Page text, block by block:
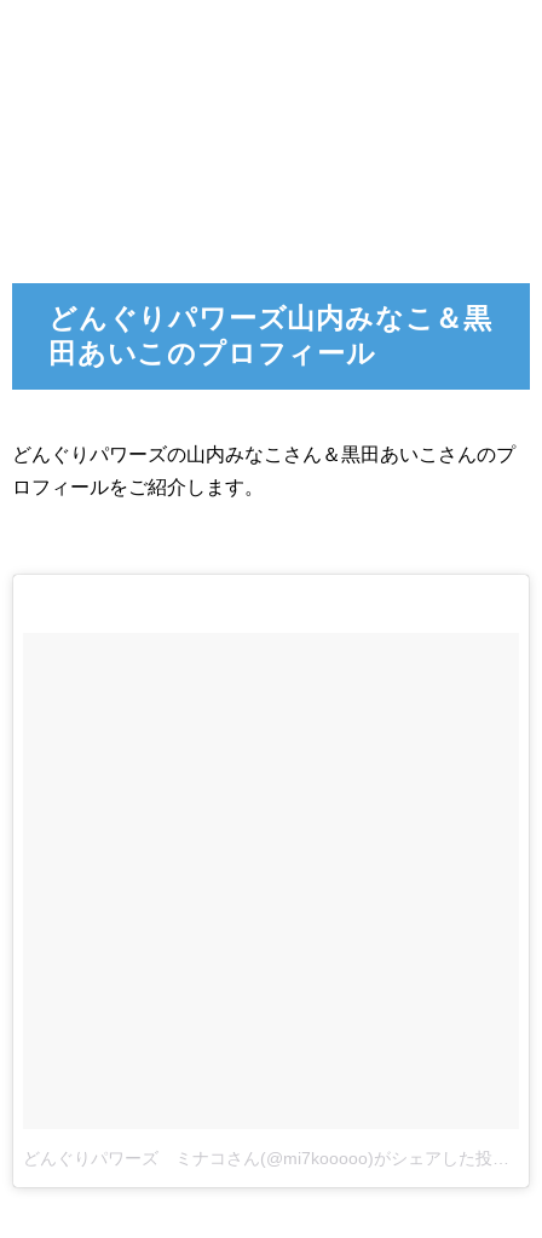
どんぐりパワーズ山内みなこ＆黒
田あいこのプロフィール
どんぐりパワーズの山内みなこさん＆黒田あいこさんのプ
ロフィールをご紹介します。